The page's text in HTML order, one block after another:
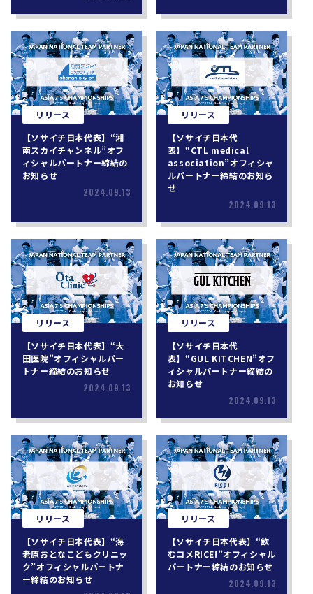
リリース
【ソサイチ日本代表】“湘
南スカイチャンネル”オフ
ィシャルパートナー締結の
お知らせ
2024.09.13
リリース
【ソサイチ日本代
表】“CTL medical
association”オフィシャ
ルパートナー締結のお知ら
せ
2024.09.13
リリース
【ソサイチ日本代表】“大
田医院”オフィシャルパー
トナー締結のお知らせ
2024.09.13
リリース
【ソサイチ日本代
表】“GUL KITCHEN”オフ
ィシャルパートナー締結の
お知らせ
2024.09.13
リリース
【ソサイチ日本代表】“海
老原おとなこどもクリニッ
ク”オフィシャルパートナ
ー締結のお知らせ
リリース
【ソサイチ日本代表】“飲
むコメRICE!”オフィシャル
パートナー締結のお知らせ
2024.09.13